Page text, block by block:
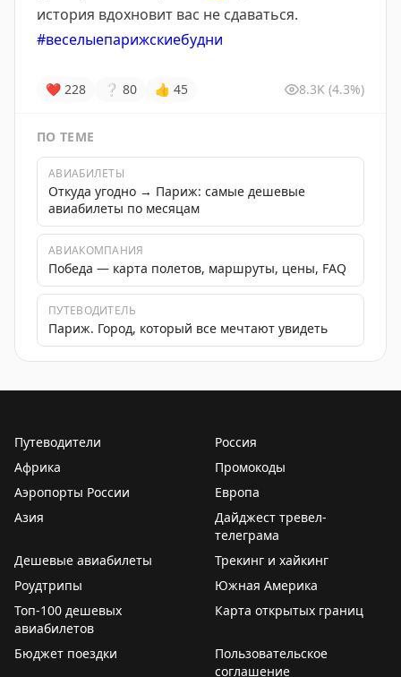
история вдохновит вас не сдаваться.
#веселыепарижскиебудни
❤ 228 ❔ 80 👍 45 8.3K (4.3%)
ПО ТЕМЕ
АВИАБИЛЕТЫ
Откуда угодно → Париж: самые дешевые
авиабилеты по месяцам
АВИАКОМПАНИЯ
Победа — карта полетов, маршруты, цены, FAQ
ПУТЕВОДИТЕЛЬ
Париж. Город, который все мечтают увидеть
Путеводители
Россия
Африка
Промокоды
Аэропорты России
Европа
Азия
Дайджест тревел-
телеграма
Дешевые авиабилеты
Трекинг и хайкинг
Роудтрипы
Южная Америка
Топ-100 дешевых
авиабилетов
Карта открытых границ
Бюджет поездки
Пользовательское
соглашение